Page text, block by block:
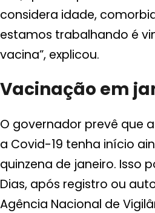
considera idade,
estamos trabalhando é
vacina”, explicou.
Vacinação em
O governador prevê que
a Covid-19 tenha início
quinzena de janeiro. Isso
Dias, após registro ou
Agência Nacional de